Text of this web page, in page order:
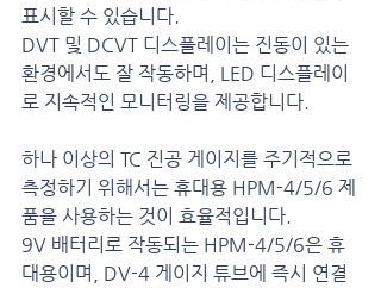
표시할 수 있습니다.
DVT 및 DCVT 디스플레이는 진동이 있는
환경에서도 잘 작동하며, LED 디스플레이
로 지속적인 모니터링을 제공합니다.
하나 이상의 TC 진공 게이지를 주기적으로
측정하기 위해서는 휴대용 HPM-4/5/6 제
품을 사용하는 것이 효율적입니다.
9V 배터리로 작동되는 HPM-4/5/6은 휴
대용이며, DV-4 게이지 튜브에 즉시 연결